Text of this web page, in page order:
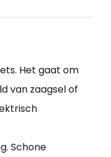
Het gaat om
van zaagsel of
Schone